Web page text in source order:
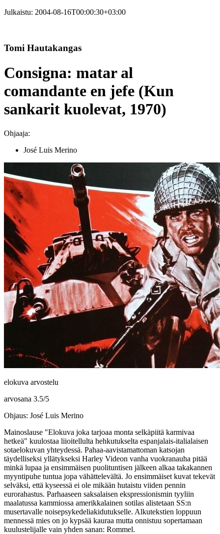
Julkaistu: 2004-08-16T00:00:30+03:00
Tomi Hautakangas
Consigna: matar al
comandante en jefe (Kun
sankarit kuolevat, 1970)
Ohjaaja:
José Luis Merino
elokuva arvostelu
arvosana 3.5/5
Ohjaus: José Luis Merino
Mainoslause "Elokuva joka tarjoaa monta selkäpiitä karmivaa
hetkeä" kuulostaa liioitellulta hehkutukselta espanjalais-italialaisen
sotaelokuvan yhteydessä. Pahaa-aavistamattoman katsojan
täydelliseksi yllätykseksi Harley Videon vanha vuokranauha pitää
minkä lupaa ja ensimmäisen puolituntisen jälkeen alkaa takakannen
myyntipuhe tuntua jopa vähättelevältä. Jo ensimmäiset kuvat tekevät
selväksi, että kyseessä ei ole mikään hutaistu viiden pennin
eurorahastus. Parhaaseen saksalaisen ekspressionismin tyyliin
maalatussa kammiossa amerikkalainen sotilas alistetaan SS:n
musertavalle noisepsykedeliakidutukselle. Alkutekstien loppuun
mennessä mies on jo kypsää kauraa mutta onnistuu sopertamaan
kuulustelijalle vain yhden sanan: Rommel.